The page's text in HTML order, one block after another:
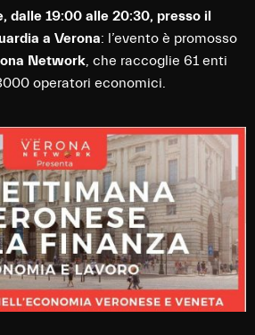
dalle 19:00 alle 20:30, presso il
a Verona: l’evento è promosso
Network , che raccoglie 61 enti
operatori economici.